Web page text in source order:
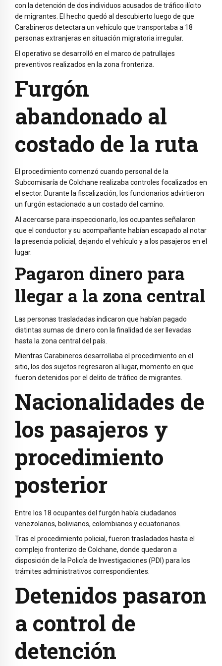
con la detención de dos individuos acusados de tráfico ilícito
de migrantes. El hecho quedó al descubierto luego de que
Carabineros detectara un vehículo que transportaba a 18
personas extranjeras en situación migratoria irregular.
El operativo se desarrolló en el marco de patrullajes
preventivos realizados en la zona fronteriza.
Furgón
abandonado al
costado de la ruta
El procedimiento comenzó cuando personal de la
Subcomisaría de Colchane realizaba controles focalizados en
el sector. Durante la fiscalización, los funcionarios advirtieron
un furgón estacionado a un costado del camino.
Al acercarse para inspeccionarlo, los ocupantes señalaron
que el conductor y su acompañante habían escapado al notar
la presencia policial, dejando el vehículo y a los pasajeros en el
lugar.
Pagaron dinero para
llegar a la zona central
Las personas trasladadas indicaron que habían pagado
distintas sumas de dinero con la finalidad de ser llevadas
hasta la zona central del país.
Mientras Carabineros desarrollaba el procedimiento en el
sitio, los dos sujetos regresaron al lugar, momento en que
fueron detenidos por el delito de tráfico de migrantes.
Nacionalidades de
los pasajeros y
procedimiento
posterior
Entre los 18 ocupantes del furgón había ciudadanos
venezolanos, bolivianos, colombianos y ecuatorianos.
Tras el procedimiento policial, fueron trasladados hasta el
complejo fronterizo de Colchane, donde quedaron a
disposición de la Policía de Investigaciones (PDI) para los
trámites administrativos correspondientes.
Detenidos pasaron
a control de
detención